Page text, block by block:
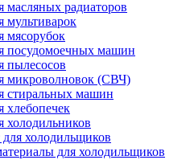
пылесосов
микроволновок (СВЧ)
стиральных машин
хлебопечек
холодильников
холодильщиков
для холодильщиков
приставок
игровых приставок